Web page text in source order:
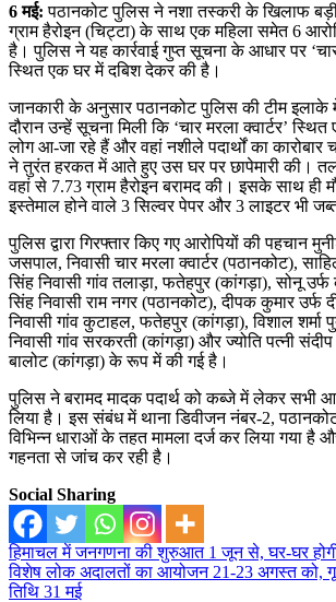
6 मई:पठानकोट पुलिस ने नशा तस्करी के खिलाफ बड़ी
ग्राम हैरोइन (चिट्टा) के साथ एक महिला समेत 6
है। पुलिस ने यह कार्रवाई गुप्त सूचना के आधार पर
स्थित एक घर में दबिश देकर की है।
जानकारी के अनुसार पठानकोट पुलिस की टीम इलाके
दौरान उन्हें सूचना मिली कि ‘चार मरला क्वार्टर’
लोग आ-जा रहे हैं और वहां नशीले पदार्थों का
ने तुरंत हरकत में आते हुए उस घर पर छापेमारी की।
वहां से 7.73 ग्राम हैरोइन बरामद की। इसके साथ ही
इस्तेमाल होने वाले 3 सिल्वर पेपर और 3 लाइटर भी
पुलिस द्वारा गिरफ्तार किए गए आरोपियों की पहचान
जसपाल, निवासी चार मरला क्वार्टर (पठानकोट),
सिंह निवासी गांव तलाड़ा, फतेहपुर (कांगड़ा), सोनू
सिंह निवासी राम नगर (पठानकोट), दीपक कुमार उर्फ
निवासी गांव कुटाहल, फतेहपुर (कांगड़ा), विशाल शर्मा
निवासी गांव सरकरती (कांगड़ा) और ज्योति पत्नी संदीप
बालोट (कांगड़ा) के रूप में की गई है।
पुलिस ने बरामद मादक पदार्थ को कब्जे में लेकर सभी
लिया है। इस संबंध में थाना डिवीजन नंबर-2,
विभिन्न धाराओं के तहत मामला दर्ज कर लिया गया है
गहनता से जांच कर रही है।
Social Sharing
Post
navigation
हिमाचल में जनगणना की शुरुआत 1 जून से, घर-घर होगी
विशेष लोक अदालतों का आयोजन 21-23 अगस्त को,
तिथि 31 मई